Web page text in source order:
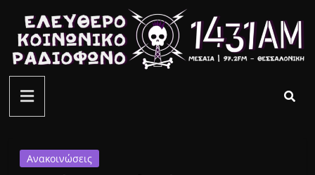
περιεχόμενο
ελεύθερο
κοινωνικό
Ανακοινώσεις